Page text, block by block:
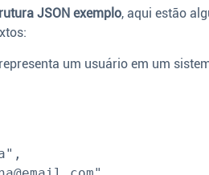
JSON exemplo, aqui estão
um usuário em um